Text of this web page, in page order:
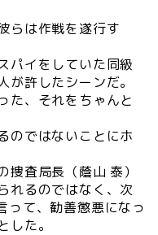
らは作戦を遂行す
パイをしていた同級
許したシーンだ。
た、それをちゃんと
のではないことにホ
捜査局長（蔭山 泰）
れるのではなく、次
て、勧善懲悪になっ
した。